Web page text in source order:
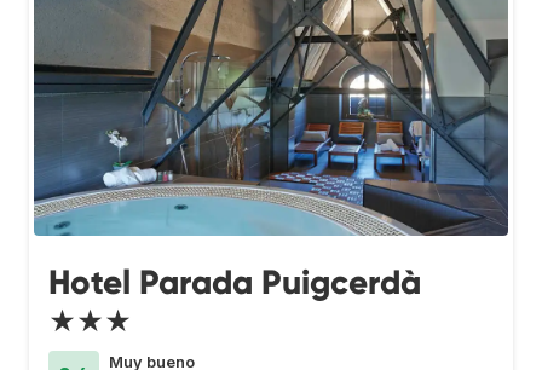
Hotel Parada Puigcerdà
★★★
Muy bueno